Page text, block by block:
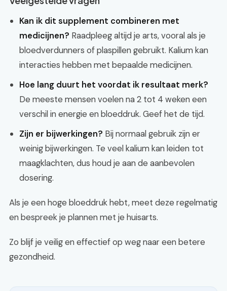
Kan ik dit supplement combineren met
medicijnen? Raadpleeg altijd je arts, vooral als je
bloedverdunners of plaspillen gebruikt. Kalium kan
interacties hebben met bepaalde medicijnen.
Hoe lang duurt het voordat ik resultaat merk?
De meeste mensen voelen na 2 tot 4 weken een
verschil in energie en bloeddruk. Geef het de tijd.
Zijn er bijwerkingen? Bij normaal gebruik zijn er
weinig bijwerkingen. Te veel kalium kan leiden tot
maagklachten, dus houd je aan de aanbevolen
dosering.
Als je een hoge bloeddruk hebt, meet deze regelmatig
en bespreek je plannen met je huisarts.
Zo blijf je veilig en effectief op weg naar een betere
gezondheid.